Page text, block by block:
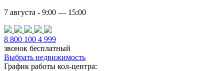
7 августа - 9:00 — 15:00
8 800 100 4 999
звонок бесплатный
Выбрать недвижимость
График работы кол-центра: